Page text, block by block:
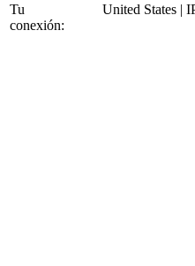
Tu
conexión:
United States |